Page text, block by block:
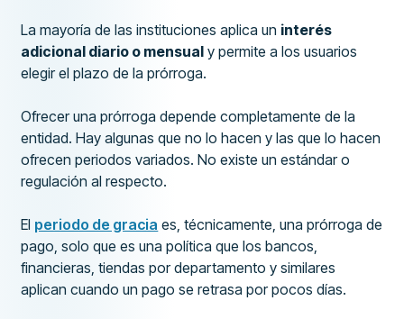
La mayoría de las instituciones aplica un interés
adicional diario o mensual y permite a los usuarios
elegir el plazo de la prórroga.
Ofrecer una prórroga depende completamente de la
entidad. Hay algunas que no lo hacen y las que lo hacen
ofrecen periodos variados. No existe un estándar o
regulación al respecto.
El periodo de gracia es, técnicamente, una prórroga de
pago, solo que es una política que los bancos,
financieras, tiendas por departamento y similares
aplican cuando un pago se retrasa por pocos días.